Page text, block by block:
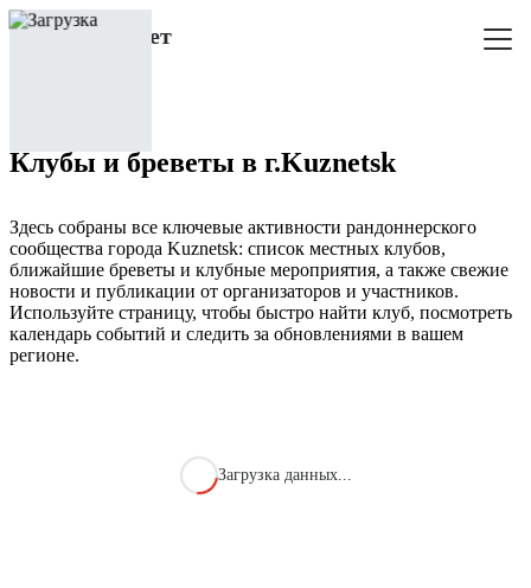
Клубы и бреветы в г.Kuznetsk
Здесь собраны все ключевые активности рандоннерского
сообщества города Kuznetsk: список местных клубов,
ближайшие бреветы и клубные мероприятия, а также свежие
новости и публикации от организаторов и участников.
Используйте страницу, чтобы быстро найти клуб, посмотреть
календарь событий и следить за обновлениями в вашем
регионе.
Загрузка данных...